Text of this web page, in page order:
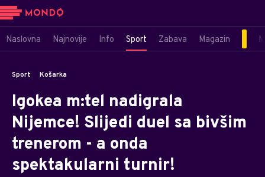
Naslovna Najnovije Info Sport Zabava Magazin
Sport Košarka
Igokea m:tel nadigrala
Nijemce! Slijedi duel sa bivšim
trenerom - a onda
spektakularni turnir!